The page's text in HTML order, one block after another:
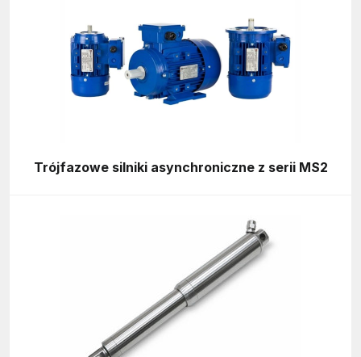
Trójfazowe silniki asynchroniczne z serii MS2